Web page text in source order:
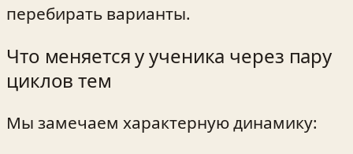
перебирать варианты.
Что меняется у ученика через пару
циклов тем
Мы замечаем характерную динамику: